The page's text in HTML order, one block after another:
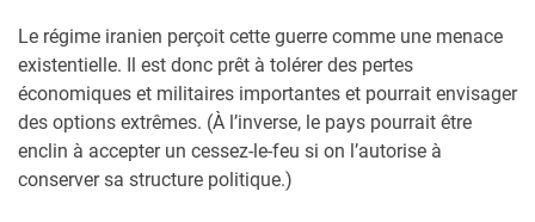
Le régime iranien perçoit cette guerre comme une menace
existentielle. Il est donc prêt à tolérer des pertes
économiques et militaires importantes et pourrait envisager
des options extrêmes. (À l’inverse, le pays pourrait être
enclin à accepter un cessez-le-feu si on l’autorise à
conserver sa structure politique.)